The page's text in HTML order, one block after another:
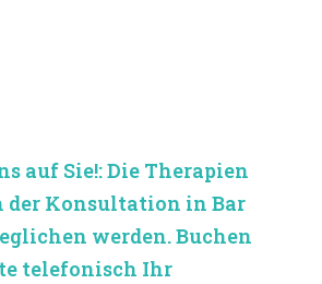
auf Sie!: Die Therapien
der Konsultation in Bar
werden. Buchen
telefonisch Ihr